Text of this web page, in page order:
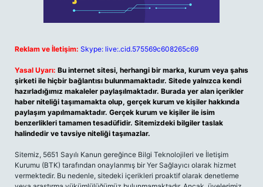
Reklam ve İletişim: Skype: live:.cid.575569c608265c69
Yasal Uyarı: Bu internet sitesi, herhangi bir marka, kurum veya şahıs
şirketi ile hiçbir bağlantısı bulunmamaktadır. Sitede yalnızca kendi
hazırladığımız makaleler paylaşılmaktadır. Burada yer alan içerikler
haber niteliği taşımamakta olup, gerçek kurum ve kişiler hakkında
paylaşım yapılmamaktadır. Gerçek kurum ve kişiler ile isim
benzerlikleri tamamen tesadüfidir. Sitemizdeki bilgiler taslak
halindedir ve tavsiye niteliği taşımazlar.
Sitemiz, 5651 Sayılı Kanun gereğince Bilgi Teknolojileri ve İletişim
Kurumu (BTK) tarafından onaylanmış bir Yer Sağlayıcı olarak hizmet
vermektedir. Bu nedenle, sitedeki içerikleri proaktif olarak denetleme